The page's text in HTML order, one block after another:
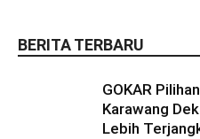
BERITA TERBARU
GOKAR
Karawang
Lebih